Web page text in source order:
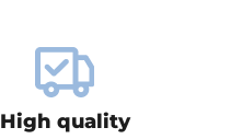
High quality